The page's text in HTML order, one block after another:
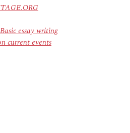
essay writing
current events